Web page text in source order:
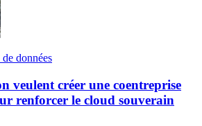
données
veulent créer une coentreprise
renforcer le cloud souverain